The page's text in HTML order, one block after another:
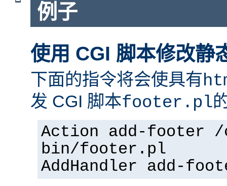
例子
使用 CGI 脚本修改静
下面的指令将会使具有
发 CGI 脚本footer.pl
Action add-footer
bin/footer.pl
AddHandler add-